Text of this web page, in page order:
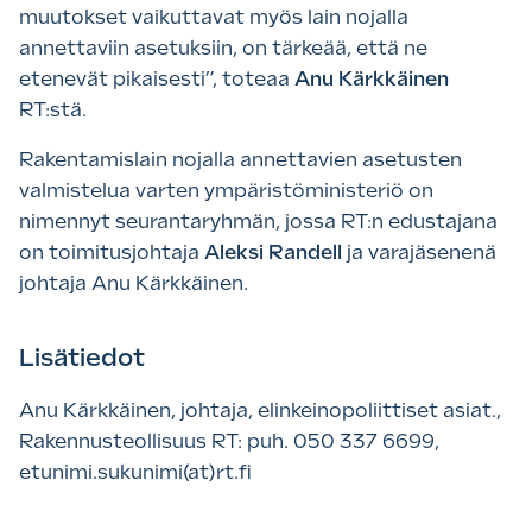
muutokset vaikuttavat myös lain nojalla
annettaviin asetuksiin, on tärkeää, että ne
etenevät pikaisesti”, toteaa Anu Kärkkäinen
RT:stä.
Rakentamislain nojalla annettavien asetusten
valmistelua varten ympäristöministeriö on
nimennyt seurantaryhmän, jossa RT:n edustajana
on toimitusjohtaja Aleksi Randell ja varajäsenenä
johtaja Anu Kärkkäinen.
Lisätiedot
Anu Kärkkäinen, johtaja, elinkeinopoliittiset asiat.,
Rakennusteollisuus RT: puh. 050 337 6699,
etunimi.sukunimi(at)rt.fi